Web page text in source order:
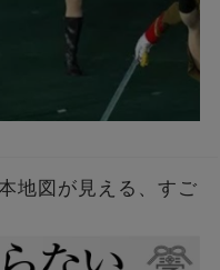
地図が見える、すご